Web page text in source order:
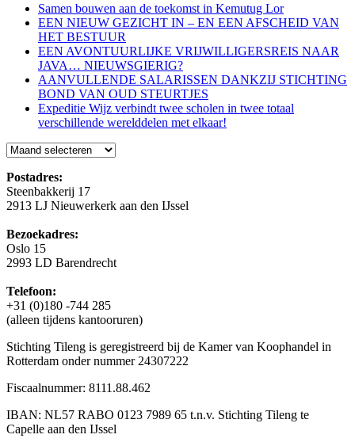
Samen bouwen aan de toekomst in Kemutug Lor
EEN NIEUW GEZICHT IN – EN EEN AFSCHEID VAN
HET BESTUUR
EEN AVONTUURLIJKE VRIJWILLIGERSREIS NAAR
JAVA… NIEUWSGIERIG?
AANVULLENDE SALARISSEN DANKZIJ STICHTING
BOND VAN OUD STEURTJES
Expeditie Wijz verbindt twee scholen in twee totaal
verschillende werelddelen met elkaar!
Blog
Postadres:
Steenbakkerij 17
2913 LJ Nieuwerkerk aan den IJssel
Bezoekadres:
Oslo 15
2993 LD Barendrecht
Telefoon:
+31 (0)180 -744 285
(alleen tijdens kantooruren)
Stichting Tileng is geregistreerd bij de Kamer van Koophandel in
Rotterdam onder nummer 24307222
Fiscaalnummer: 8111.88.462
IBAN: NL57 RABO 0123 7989 65 t.n.v. Stichting Tileng te
Capelle aan den IJssel